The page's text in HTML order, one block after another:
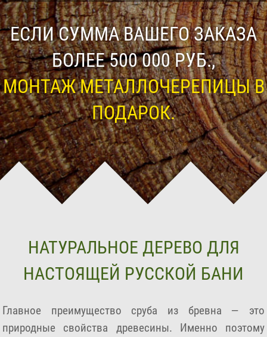
ЕСЛИ СУММА ВАШЕГО ЗАКАЗА
БОЛЕЕ 500 000 РУБ.,
МОНТАЖ МЕТАЛЛОЧЕРЕПИЦЫ В
ПОДАРОК.
НАТУРАЛЬНОЕ ДЕРЕВО ДЛЯ
НАСТОЯЩЕЙ РУССКОЙ БАНИ
Главное преимущество сруба из бревна — это
природные свойства древесины. Именно поэтому